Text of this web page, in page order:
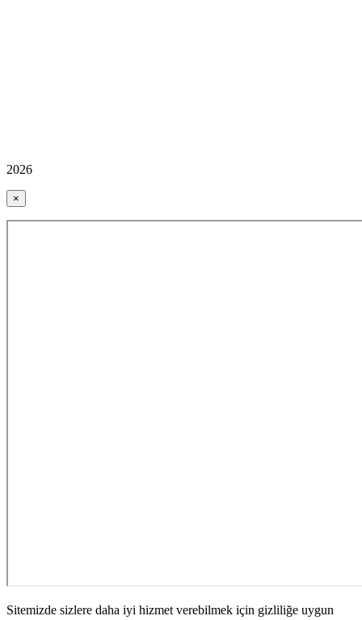
2026
×
Sitemizde sizlere daha iyi hizmet verebilmek için gizliliğe uygun